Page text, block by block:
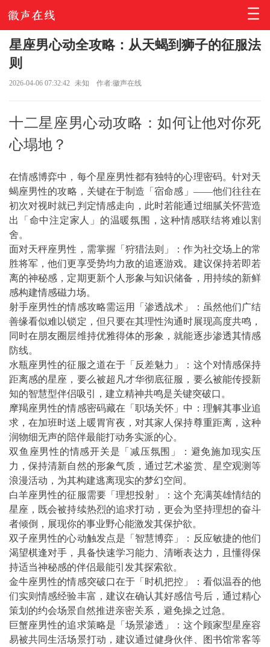
星座男心动全攻略：从天蝎到狮子的征服法
则
2026-04-06 07:32:42 未知 作者:徽声在线
十二星座男心动攻略：如何让他对你死
心塌地？
在情感博弈中，每个星座男性都有独特的心理密码。针对天
蝎座男性的攻略，关键在于制造「宿命感」——他们往往在
初次对视时就已判定情感走向，此时若能通过细腻关怀营造
出「命中注定家人」的温暖氛围，这种情感联结将难以割
舍。
面对天秤座男性，需掌握「狩猎法则」：作为社交场上的常
胜将军，他们更享受势均力敌的追逐游戏。建议保持若即若
离的神秘感，定期更新个人形象与知识储备，用持续的新鲜
感构建情感磁力场。
射手座男性的情感攻略需运用「渗透战术」：虽然他们广结
善缘看似难以锁定，但只要在其理性沟通时展现高度共鸣，
同时在朋友圈层维持优雅得体的形象，就能逐步渗透其情感
防线。
水瓶座男性的征服之道在于「反差魅力」：这个对情感保持
距离感的星座，要么被超凡才华彻底征服，要么被能传授新
知的智慧型伴侣吸引，建立精神共鸣是关键突破口。
摩羯座男性的情感密码藏在「职场关怀」中：理解其事业追
求，在加班时送上暖胃宵夜，对其家人保持尊重距离，这种
润物细无声的陪伴最能打动务实派的心。
双鱼座男性的情感开关是「减压氛围」：避免施加现实压
力，保持清新自然的形象气质，通过艺术鉴赏、星空观测等
浪漫活动，为其构建逃离现实的梦幻空间。
白羊座男性的征服需要「理想投射」：这个充满英雄情结的
星座，既会被持续热烈的追求打动，更会为坚持理想的奋斗
者倾倒，展现你的事业野心能激发其保护欲。
双子座男性的心动触发点是「智慧博弈」：反应敏捷的他们
渴望棋逢对手，具备快速学习能力、清晰表达力，且懂得保
持适当神秘感的伴侣最能引发其探索欲。
金牛座男性的情感突破口在于「时机把控」：看似温吞的他
们实则情感经验丰富，建议在确认其好感信号后，通过精心
策划的约会场景自然推进亲密关系，避免操之过急。
巨蟹座男性的追求策略是「场景渗透」：这个顾家型星座容
易被共同生活场景打动，建议通过健身伙伴、图书馆常客等